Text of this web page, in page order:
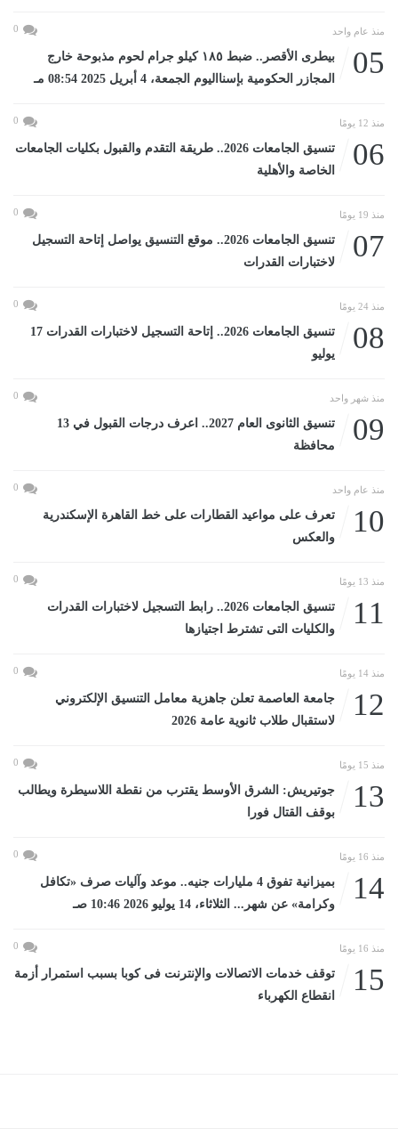
منذ عام واحد 0
05
بيطرى الأقصر.. ضبط ١٨٥ كيلو جرام لحوم مذبوحة خارج
المجازر الحكومية بإسنااليوم الجمعة، 4 أبريل 2025 08:54 مـ
منذ 12 يومًا 0
06
تنسيق الجامعات 2026.. طريقة التقدم والقبول بكليات الجامعات
الخاصة والأهلية
منذ 19 يومًا 0
07
تنسيق الجامعات 2026.. موقع التنسيق يواصل إتاحة التسجيل
لاختبارات القدرات
منذ 24 يومًا 0
08
تنسيق الجامعات 2026.. إتاحة التسجيل لاختبارات القدرات 17
يوليو
منذ شهر واحد 0
09
تنسيق الثانوى العام 2027.. اعرف درجات القبول في 13
محافظة
منذ عام واحد 0
10
تعرف على مواعيد القطارات على خط القاهرة الإسكندرية
والعكس
منذ 13 يومًا 0
11
تنسيق الجامعات 2026.. رابط التسجيل لاختبارات القدرات
والكليات التى تشترط اجتيازها
منذ 14 يومًا 0
12
جامعة العاصمة تعلن جاهزية معامل التنسيق الإلكتروني
لاستقبال طلاب ثانوية عامة 2026
منذ 15 يومًا 0
13
جوتيريش: الشرق الأوسط يقترب من نقطة اللاسيطرة ويطالب
بوقف القتال فورا
منذ 16 يومًا 0
14
بميزانية تفوق 4 مليارات جنيه.. موعد وآليات صرف «تكافل
وكرامة» عن شهر... الثلاثاء، 14 يوليو 2026 10:46 صـ
منذ 16 يومًا 0
15
توقف خدمات الاتصالات والإنترنت فى كوبا بسبب استمرار أزمة
انقطاع الكهرباء